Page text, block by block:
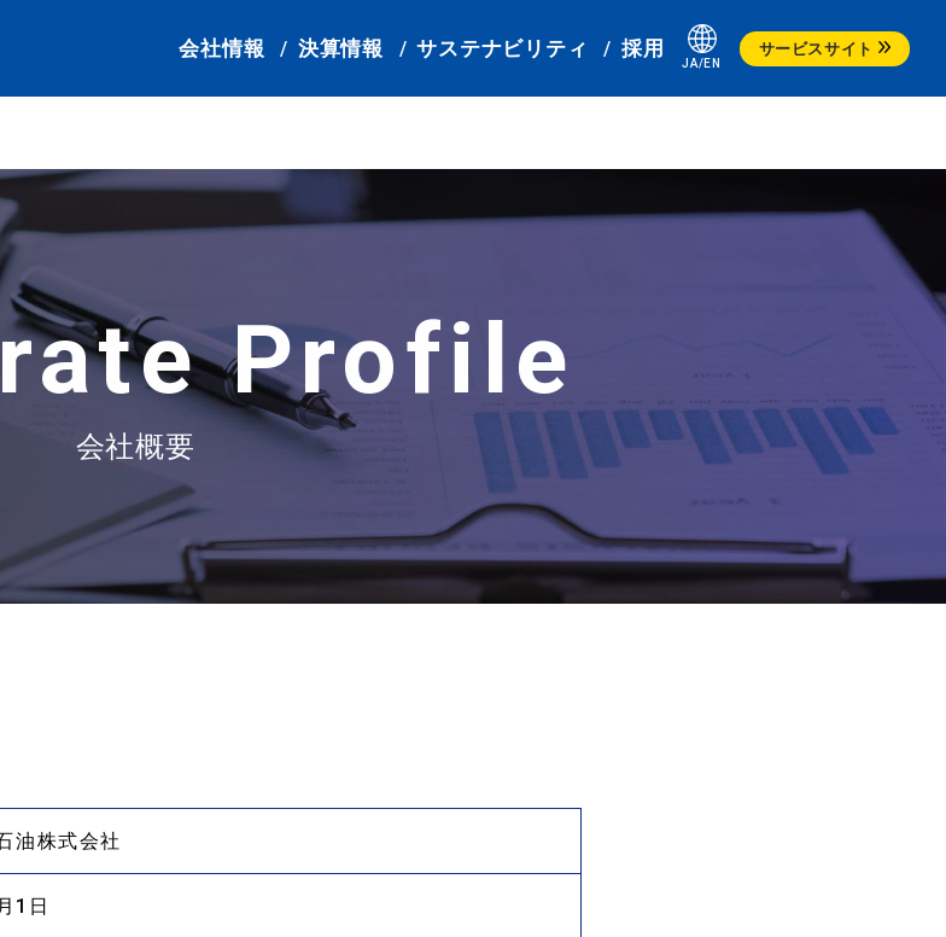
会社情報 決算情報 サステナビリティ 採用 サービスサイト
Profile
会社概要
油株式会社
1日
カーケアサポート・製品
会社情報
決算情報
サステナビリティ
採用